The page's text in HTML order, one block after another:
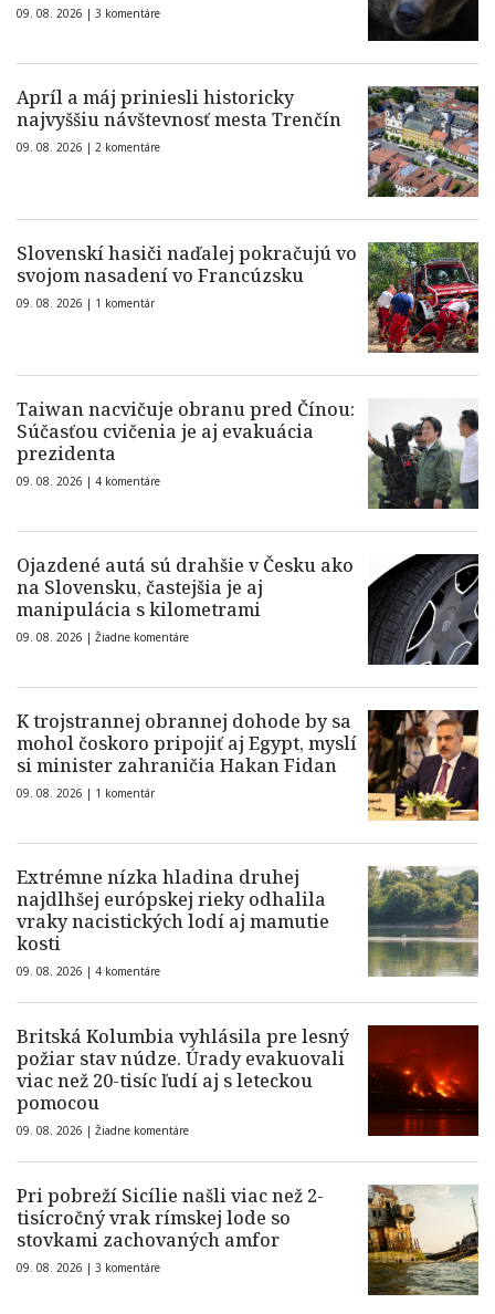
09. 08. 2026 | 3 komentáre
Apríl a máj priniesli historicky
najvyššiu návštevnosť mesta Trenčín
09. 08. 2026 | 2 komentáre
Slovenskí hasiči naďalej pokračujú vo
svojom nasadení vo Francúzsku
09. 08. 2026 | 1 komentár
Taiwan nacvičuje obranu pred Čínou:
Súčasťou cvičenia je aj evakuácia
prezidenta
09. 08. 2026 | 4 komentáre
Ojazdené autá sú drahšie v Česku ako
na Slovensku, častejšia je aj
manipulácia s kilometrami
09. 08. 2026 | Žiadne komentáre
K trojstrannej obrannej dohode by sa
mohol čoskoro pripojiť aj Egypt, myslí
si minister zahraničia Hakan Fidan
09. 08. 2026 | 1 komentár
Extrémne nízka hladina druhej
najdlhšej európskej rieky odhalila
vraky nacistických lodí aj mamutie
kosti
09. 08. 2026 | 4 komentáre
Britská Kolumbia vyhlásila pre lesný
požiar stav núdze. Úrady evakuovali
viac než 20-tisíc ľudí aj s leteckou
pomocou
09. 08. 2026 | Žiadne komentáre
Pri pobreží Sicílie našli viac než 2-
tisícročný vrak rímskej lode so
stovkami zachovaných amfor
09. 08. 2026 | 3 komentáre